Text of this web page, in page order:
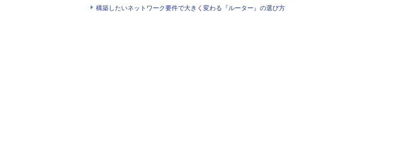
構築したいネットワーク要件で大きく変わる『ルーター』の選び方